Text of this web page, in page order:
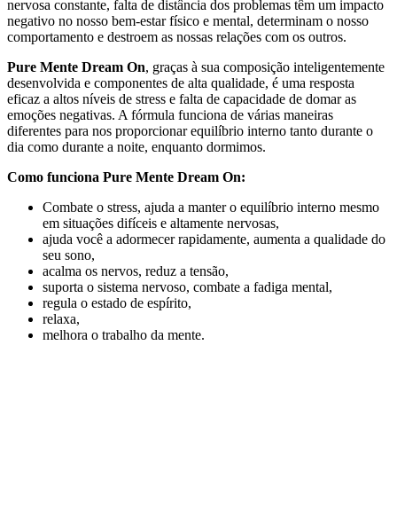
nervosa constante, falta de distância dos problemas têm um impacto
negativo no nosso bem-estar físico e mental, determinam o nosso
comportamento e destroem as nossas relações com os outros.
Pure Mente Dream On, graças à sua composição inteligentemente
desenvolvida e componentes de alta qualidade, é uma resposta
eficaz a altos níveis de stress e falta de capacidade de domar as
emoções negativas. A fórmula funciona de várias maneiras
diferentes para nos proporcionar equilíbrio interno tanto durante o
dia como durante a noite, enquanto dormimos.
Como funciona Pure Mente Dream On:
Combate o stress, ajuda a manter o equilíbrio interno mesmo
em situações difíceis e altamente nervosas,
ajuda você a adormecer rapidamente, aumenta a qualidade do
seu sono,
acalma os nervos, reduz a tensão,
suporta o sistema nervoso, combate a fadiga mental,
regula o estado de espírito,
relaxa,
melhora o trabalho da mente.